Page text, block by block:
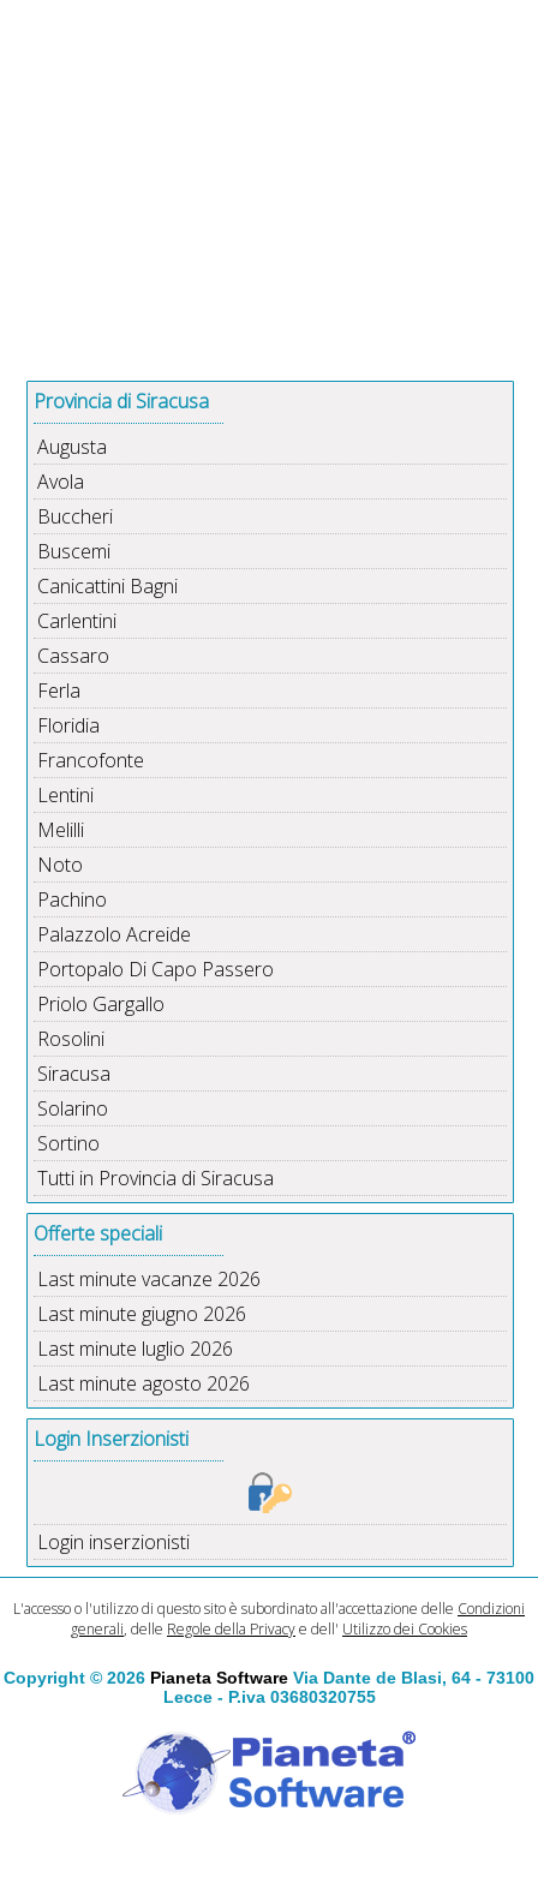
Provincia di Siracusa
Augusta
Avola
Buccheri
Buscemi
Canicattini Bagni
Carlentini
Cassaro
Ferla
Floridia
Francofonte
Lentini
Melilli
Noto
Pachino
Palazzolo Acreide
Portopalo Di Capo Passero
Priolo Gargallo
Rosolini
Siracusa
Solarino
Sortino
Tutti in Provincia di Siracusa
Offerte speciali
Last minute vacanze 2026
Last minute giugno 2026
Last minute luglio 2026
Last minute agosto 2026
Login Inserzionisti
Login inserzionisti
L'accesso o l'utilizzo di questo sito è subordinato all'accettazione delle Condizioni
generali, delle Regole della Privacye dell' Utilizzo dei Cookies
Copyright © 2026 Pianeta Software Via Dante de Blasi, 64 - 73100
Lecce - P.iva 03680320755